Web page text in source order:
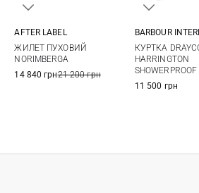
XL
AFTER LABEL
ЖИЛЕТ ПУХОВИЙ
NORIMBERGA
14 840 грн21 200 грн
BARBOUR
КУРТКА
HARRINGTON
SHOWERPROOF
11 500 грн